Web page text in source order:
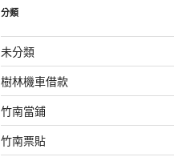
分類
未分類
樹林機車借款
竹南當鋪
竹南票貼